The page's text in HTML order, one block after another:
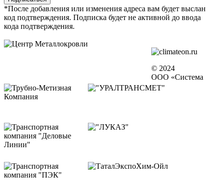
*После добавления или изменения адреса вам будет выслан
код подтверждения. Подписка будет не активной до ввода
кода подтверждения.
© 2024
ООО «Система